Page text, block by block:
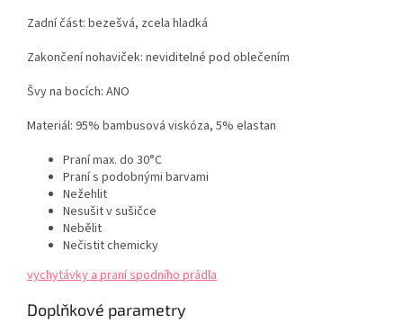
Zadní část: bezešvá, zcela hladká
Zakončení nohaviček: neviditelné pod oblečením
Švy na bocích: ANO
Materiál: 95% bambusová viskóza, 5% elastan
Praní max. do 30°C
Praní s podobnými barvami
Nežehlit
Nesušit v sušičce
Nebělit
Nečistit chemicky
vychytávky a praní spodního prádla
Doplňkové parametry